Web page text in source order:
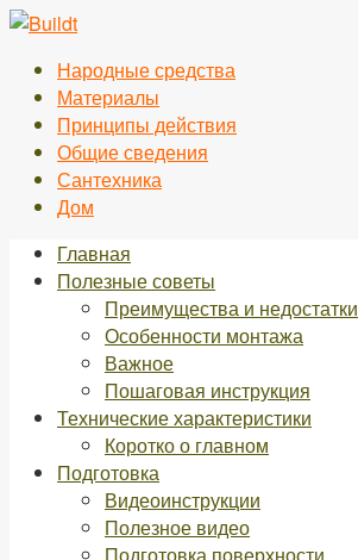
Перейти
контентуНародные средства
Материалы
Принципы действия
Общие сведения
Сантехника
Дом
Главная
Полезные советы
Преимущества и недостатки
Особенности монтажа
Важное
Пошаговая инструкция
Технические характеристики
Коротко о главном
Подготовка
Видеоинструкции
Полезное видео